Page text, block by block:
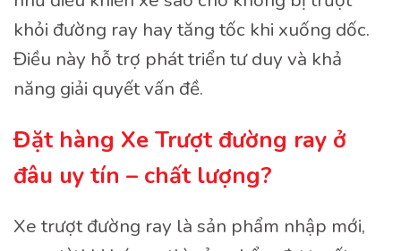
khỏi đường ray hay tăng tốc khi xuống dốc.
Điều này hỗ trợ phát triển tư duy và khả
năng giải quyết vấn đề.
Đặt hàng Xe Trượt đường ray ở
đâu uy tín – chất lượng?
Xe trượt đường ray là sản phẩm nhập mới,